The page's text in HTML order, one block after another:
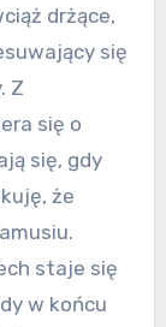
drżące,
się
Z
się o
się, gdy
że
staje się
w końcu